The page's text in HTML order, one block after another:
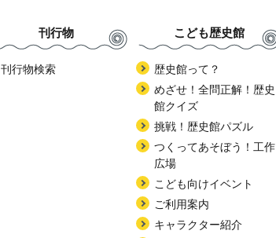
刊行物
刊行物検索
こども歴史館
歴史館って？
めざせ！全問正解！歴史
館クイズ
挑戦！歴史館パズル
つくってあそぼう！工作
広場
こども向けイベント
ご利用案内
キャラクター紹介